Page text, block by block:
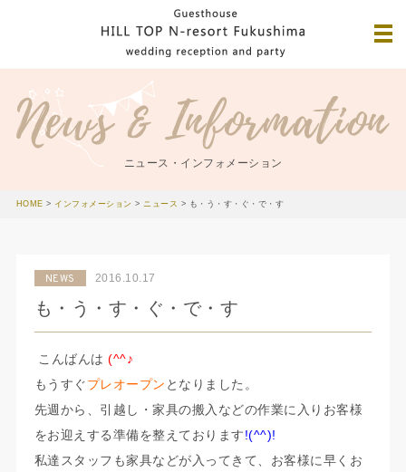
ニュース・インフォメーション
HOME > インフォメーション >ニュース > も・う・す・ぐ・で・す
NEWS 2016.10.17
も・う・す・ぐ・で・す
こんばんは(^^♪
もうすぐプレオープン となりました。
先週から、引越し・家具の搬入などの作業に入りお客様
をお迎えする準備を整えております!(^^)!
私達スタッフも家具などが入ってきて、お客様に早くお